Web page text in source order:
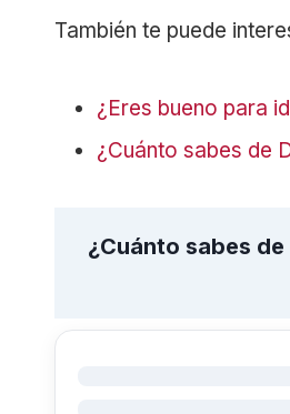
También te puede
¿Eres bueno para
¿Cuánto sabes de
¿Cuánto sabes